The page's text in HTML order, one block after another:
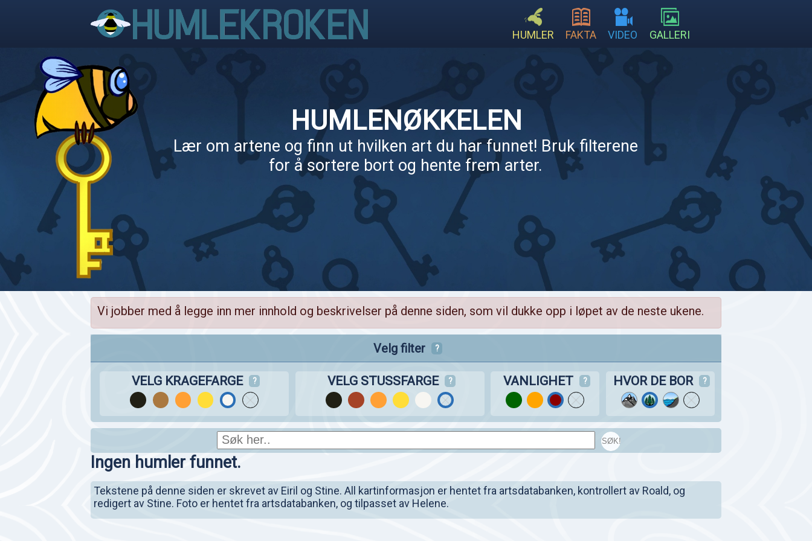
HUMLER FAKTA VIDEO GALLERI
HUMLENØKKELEN
Lær om artene og finn ut hvilken art du har funnet! Bruk filterene
for å sortere bort og hente frem arter.
Vi jobber med å legge inn mer innhold og beskrivelser på denne siden, som vil dukke opp i løpet av de neste ukene.
Velg filter ?
VELG KRAGEFARGE ? VELG STUSSFARGE ? VANLIGHET ? HVOR DE BOR ?
SØK!
Ingen humler funnet.
Tekstene på denne siden er skrevet av Eiril og Stine. All kartinformasjon er hentet fra artsdatabanken, kontrollert av Roald, og
redigert av Stine. Foto er hentet fra artsdatabanken, og tilpasset av Helene.